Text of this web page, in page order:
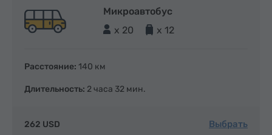
Микроавтобус
x 20
x 12
Расстояние: 140 км
Длительность: 2 часа 32 мин.
262 USD Выбрать